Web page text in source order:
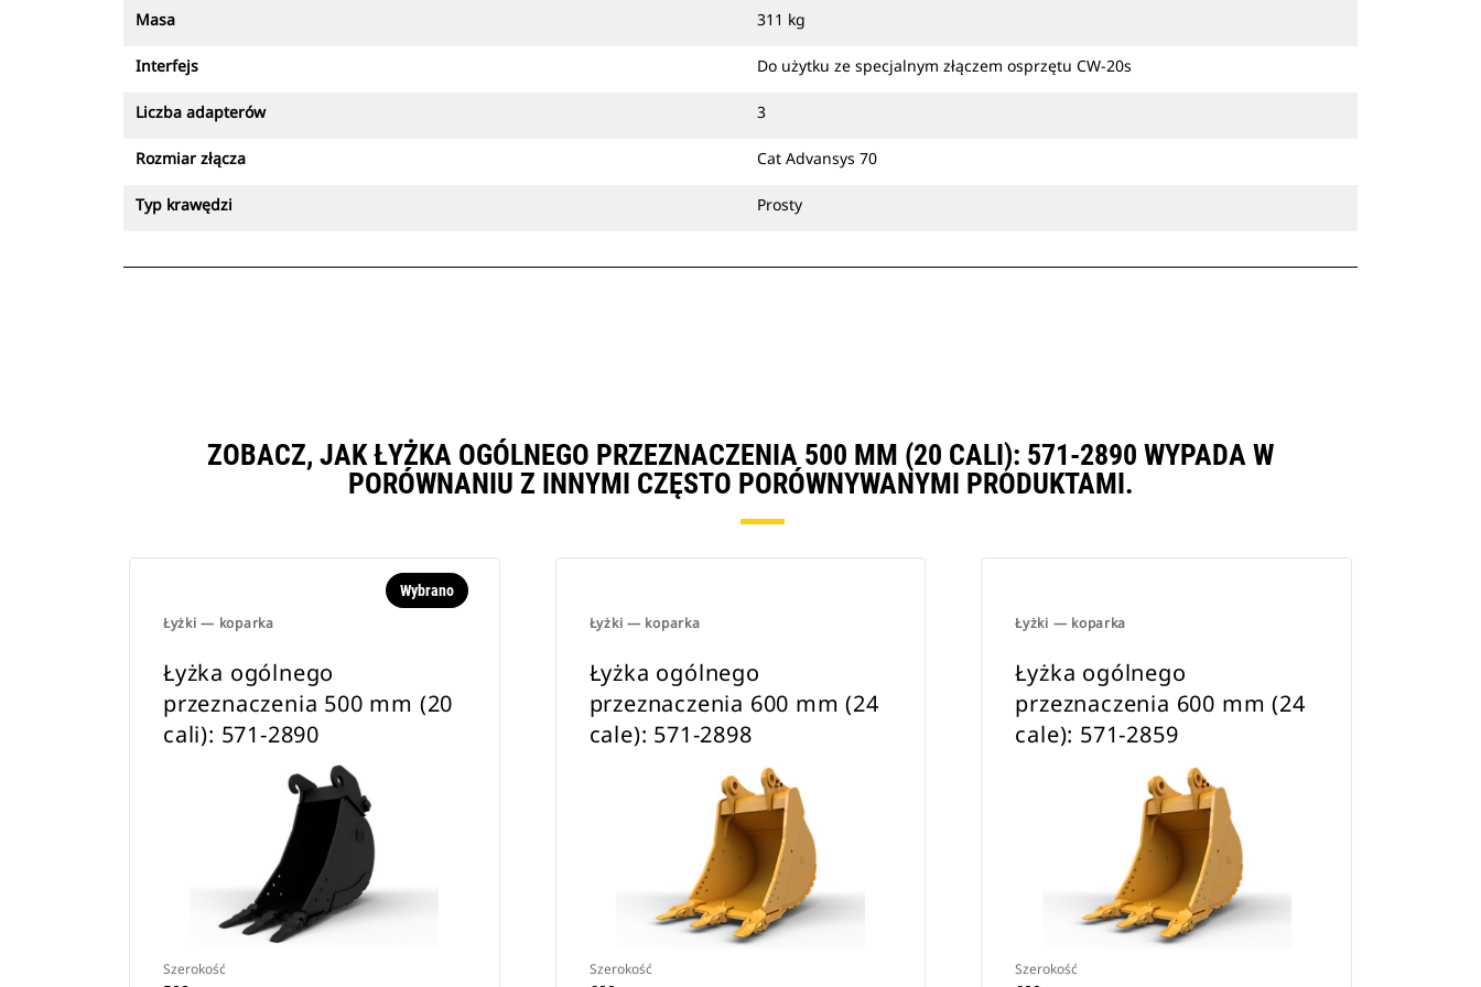
montować sworzniowo
bezpośrednio na maszynie albo za
pomocą złącza z uchwytem
złącza osprzętu CW.
Masa 311 kg
Interfejs Do użytku ze specjalnym złączem osprzętu CW-20s
Liczba adapterów 3
Rozmiar złącza Cat Advansys 70
Typ krawędzi Prosty
ZOBACZ, JAK ŁYŻKA OGÓLNEGO PRZEZNACZENIA 500 MM (20 CALI): 571-2890 WYPADA W
PORÓWNANIU Z INNYMI CZĘSTO PORÓWNYWANYMI PRODUKTAMI.
Łyżki — koparka
Wybrano
Łyżka ogólnego
przeznaczenia 500 mm (20
cali): 571-2890
Szerokość
Łyżki — koparka
Łyżka ogólnego
przeznaczenia 600 mm (24
cale): 571-2898
Szerokość
Łyżki — koparka
Łyżka ogólnego
przeznaczenia 600 mm (24
cale): 571-2859
Szerokość